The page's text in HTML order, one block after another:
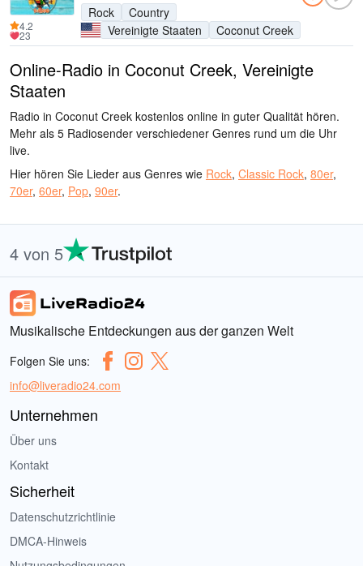
Rock
Country
Vereinigte Staaten
Coconut Creek
4.2
23
Online-Radio in Coconut Creek, Vereinigte
Staaten
Radio in Coconut Creek kostenlos online in guter Qualität hören.
Mehr als 5 Radiosender verschiedener Genres rund um die Uhr
live.
Hier hören Sie Lieder aus Genres wie Rock, Classic Rock, 80er,
70er, 60er, Pop, 90er.
4 von 5
Musikalische Entdeckungen aus der ganzen Welt
Folgen Sie uns:
info@liveradio24.com
Unternehmen
Über uns
Kontakt
Sicherheit
Datenschutzrichtlinie
DMCA-Hinweis